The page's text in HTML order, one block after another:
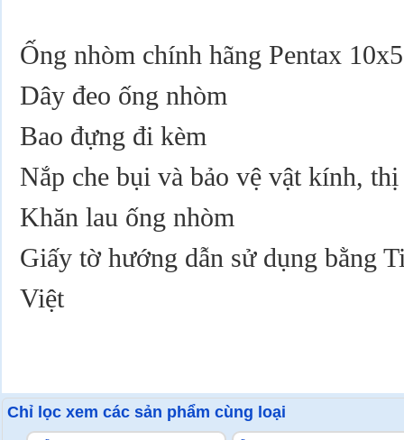
Ống nhòm chính hãng Pentax
Dây đeo ống nhòm
Bao đựng đi kèm
Nắp che bụi và bảo vệ vật kính,
Khăn lau ống nhòm
Giấy tờ hướng dẫn sử dụng bằng
Việt
Chỉ lọc xem các sản phẩm cùng loại